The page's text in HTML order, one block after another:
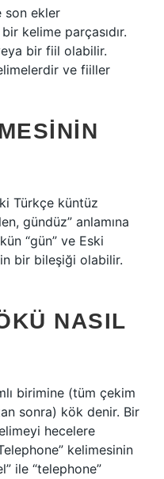
son ekler
bir kelime parçasıdır.
bir fiil olabilir.
ve fiiller
Türkçe küntüz
gündüz” anlamına
“gün” ve Eski
bir bileşiği olabilir.
NASIL
birimine (tüm çekim
sonra) kök denir. Bir
hecelere
kelimesinin
ile “telephone”